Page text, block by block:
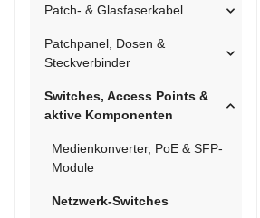
Patch- & Glasfaserkabel
Patchpanel, Dosen &
Steckverbinder
Switches, Access Points &
aktive Komponenten
Medienkonverter, PoE & SFP-
Module
Netzwerk-Switches